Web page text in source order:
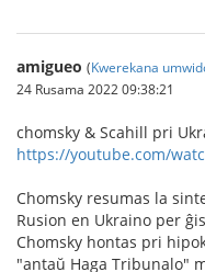
amigueo (Kwerekana
24 Rusama 2022 09:38:21
chomsky & Scahill pri
https://youtube.com/
Chomsky resumas la
Rusion en Ukraino per
Chomsky hontas pri
"antaŭ Haga Tribunalo"